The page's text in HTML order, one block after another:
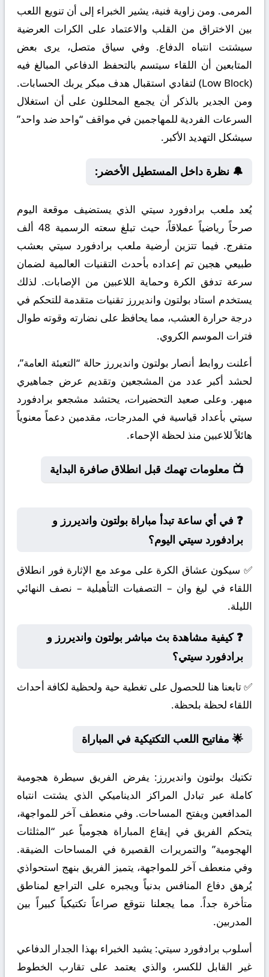
المرمى. ومن زاوية فنية، يشير الخبراء إلى أن تنويع اللعب
بين الاختراق من القلب والاعتماد على الكرات العرضية
سيشتت انتباه الدفاع. وفي سياق متصل، يرى بعض
المتابعين أن اللقاء سيتسم بالتحفظ الدفاعي المبالغ فيه
(Low Block) لتفادي استقبال هدف مبكر يربك الحسابات.
ومن الجدير بالذكر أن يجمع المحللون على أن استغلال
السرعات الفردية للمهاجمين في مواقف “واحد ضد واحد”
سيشكل التهديد الأكبر.
🔔 نظرة داخل المستطيل الأخضر:
يُعد ملعب برادفورد سيتي الذي يستضيف موقعة اليوم
صرحاً رياضياً عملاقاً، حيث تبلغ سعته الرسمية 48 ألف
متفرج. فيما تتزين أرضية ملعب برادفورد سيتي بعشب
طبيعي هجين تم إعداده بأحدث التقنيات العالمية لضمان
سرعة تدفق الكرة وحماية اللاعبين من الإصابات. لذلك
يستخدم استاد بولتون وانديررز تقنيات متقدمة للتحكم في
درجة حرارة العشب، مما يحافظ على نضارته وقوته طوال
فترات الموسم الكروي.
أعلنت روابط أنصار بولتون وانديررز حالة “التعبئة العامة”،
لحشد أكبر عدد من المشجعين وتقديم عرض جماهيري
مبهر. وعلى صعيد التحضيرات، يحتشد مشجعو برادفورد
سيتي بأعداد قياسية في المدرجات، مقدمين دعماً معنوياً
هائلاً للاعبين منذ لحظة الإحماء.
📺 معلومات تهمك قبل انطلاق صافرة البداية
❓ في أي ساعة تبدأ مباراة بولتون وانديررز و
برادفورد سيتي اليوم؟
✅ سيكون عشاق الكرة على موعد مع الإثارة فور انطلاق
اللقاء في ليغ وان – التصفيات التأهيلية – نصف النهائي
الليلة.
❓ كيفية مشاهدة بث مباشر بولتون وانديررز و
برادفورد سيتي؟
✅ تابعنا هنا للحصول على تغطية حية ولحظية لكافة أحداث
اللقاء لحظة بلحظة.
🌟 مفاتيح اللعب التكتيكية في المباراة
تكتيك بولتون وانديررز: يفرض الفريق سيطرة هجومية
كاملة عبر تبادل المراكز الديناميكي الذي يشتت انتباه
المدافعين ويفتح المساحات. وفي منعطف آخر للمواجهة،
يتحكم الفريق في إيقاع المباراة هجومياً عبر “المثلثات
الهجومية” والتمريرات القصيرة في المساحات الضيقة.
وفي منعطف آخر للمواجهة، يتميز الفريق بنهج استحواذي
يُرهق دفاع المنافس بدنياً ويجبره على التراجع لمناطق
متأخرة جداً. مما يجعلنا نتوقع صراعاً تكتيكياً كبيراً بين
المدربين.
أسلوب برادفورد سيتي: يشيد الخبراء بهذا الجدار الدفاعي
غير القابل للكسر، والذي يعتمد على تقارب الخطوط